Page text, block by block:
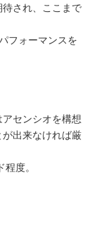
され、ここまで
フォーマンスを
センシオを構想
出来なければ厳
度。